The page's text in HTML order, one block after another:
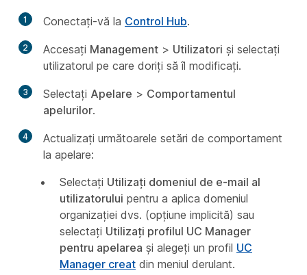
1 Conectați-vă la Control Hub.
2 Accesați Management > Utilizatori și selectați
utilizatorul pe care doriți să îl modificați.
3 Selectați Apelare > Comportamentul
apelurilor.
4
Actualizați următoarele setări de comportament
la apelare:
Selectați Utilizați domeniul de e-mail al
utilizatorului pentru a aplica domeniul
organizației dvs. (opțiune implicită) sau
selectați Utilizați profilul UC Manager
pentru apelarea și alegeți un profil UC
Manager creat din meniul derulant.